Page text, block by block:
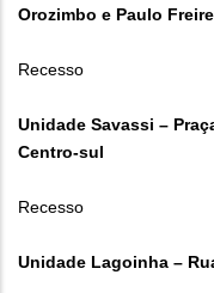
Orozimbo e Paulo
Recesso
Unidade Savassi –
Centro-sul
Recesso
Unidade Lagoinha –